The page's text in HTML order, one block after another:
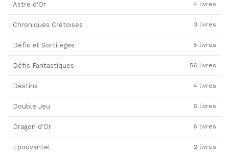
Astre d'Or 4 livres
Chroniques Crétoises 3 livres
Défis et Sortilèges 8 livres
Défis Fantastiques 56 livres
Destins 4 livres
Double Jeu 6 livres
Dragon d'Or 6 livres
Epouvante! 2 livres